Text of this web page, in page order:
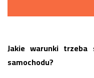
Jakie warunki trzeba
samochodu?